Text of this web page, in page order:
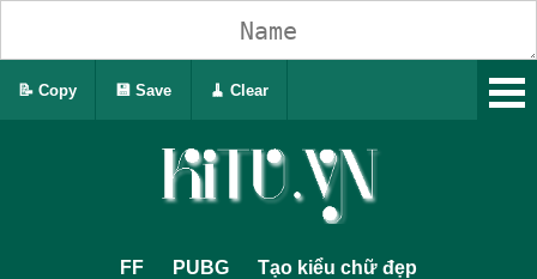
FF PUBG Tạo kiểu chữ đẹp
📝 Copy 💾 Save 🧹 Clear